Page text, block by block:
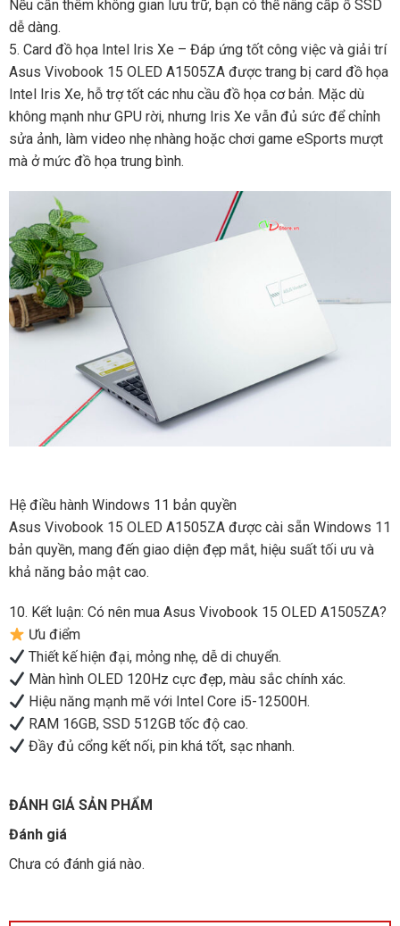
Nếu cần thêm không gian lưu trữ, bạn có thể nâng cấp ổ SSD
dễ dàng.
5. Card đồ họa Intel Iris Xe – Đáp ứng tốt công việc và giải trí
Asus Vivobook 15 OLED A1505ZA được trang bị card đồ họa
Intel Iris Xe, hỗ trợ tốt các nhu cầu đồ họa cơ bản. Mặc dù
không mạnh như GPU rời, nhưng Iris Xe vẫn đủ sức để chỉnh
sửa ảnh, làm video nhẹ nhàng hoặc chơi game eSports mượt
mà ở mức đồ họa trung bình.
Hệ điều hành Windows 11 bản quyền
Asus Vivobook 15 OLED A1505ZA được cài sẵn Windows 11
bản quyền, mang đến giao diện đẹp mắt, hiệu suất tối ưu và
khả năng bảo mật cao.
10. Kết luận: Có nên mua Asus Vivobook 15 OLED A1505ZA?
Ưu điểm
Thiết kế hiện đại, mỏng nhẹ, dễ di chuyển.
Màn hình OLED 120Hz cực đẹp, màu sắc chính xác.
Hiệu năng mạnh mẽ với Intel Core i5-12500H.
RAM 16GB, SSD 512GB tốc độ cao.
Đầy đủ cổng kết nối, pin khá tốt, sạc nhanh.
ĐÁNH GIÁ SẢN PHẨM
Đánh giá
Chưa có đánh giá nào.